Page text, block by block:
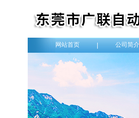
网站首页 公司简介